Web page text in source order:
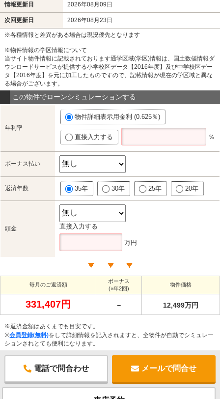
情報更新日 2026年08月09日
次回更新日 2026年08月23日
※各種情報と差異がある場合は現況優先となります
※物件情報の学区情報について
当サイト物件情報に記載されております通学区域(学区)情報は、国土数値情報ダ
ウンロードサービスが提供する小学校区データ【2016年度】及び中学校区デー
タ【2016年度】を元に加工したものですので、記載情報が現在の学区域と異な
る場合がございます。
この物件でローンシミュレーションする
年利率
物件詳細表示用金利 (0.625％)
直接入力する ％
ボーナス払い
返済年数 35年 30年 25年 20年
頭金 直接入力する
万円
毎月のご返済額
ボーナス
(×年2回)
物件価格
331,407円 － 12,499万円
※返済金額はあくまでも目安です。
※会員登録(無料)をして詳細情報を記入されますと、全物件が自動でシミュレー
ションされとても便利になります。
電話で問合わせ メールで問合せ